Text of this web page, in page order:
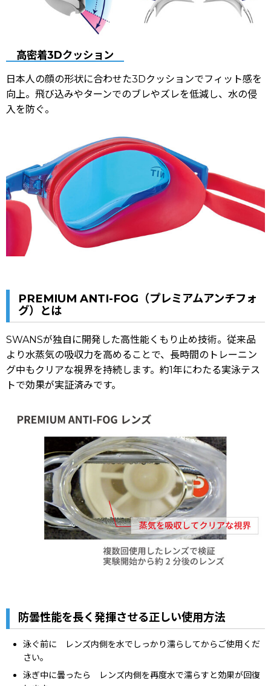
高密着3Dクッション
日本人の顔の形状に合わせた3Dクッションでフィット感を
向上。飛び込みやターンでのブレやズレを低減し、水の侵
入を防ぐ。
PREMIUM ANTI-FOG（プレミアムアンチフォ
グ）とは
SWANSが独自に開発した高性能くもり止め技術。従来品
より水蒸気の吸収力を高めることで、長時間のトレーニン
グ中もクリアな視界を持続します。約1年にわたる実泳テス
トで効果が実証済みです。
防曇性能を長く発揮させる正しい使用方法
泳ぐ前に レンズ内側を水でしっかり濡らしてからご使用くだ
さい。
泳ぎ中に曇ったら レンズ内側を再度水で濡らすと効果が回復